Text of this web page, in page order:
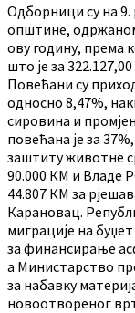
Одборници су на
општине, одржаном
ову годину, према
што је за
Повећани су
односно 8,47%,
сировина и
повећана је за
заштиту животне
90.000 КМ и Владе
44.807 КМ за
Карановац.
миграције на
за финансирање
а Министарство
за набавку
новоотвореног